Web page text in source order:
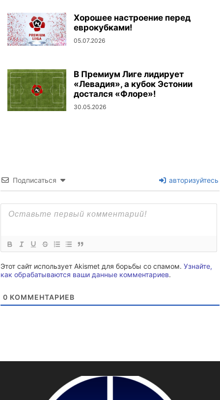
Хорошее настроение перед
еврокубками!
05.07.2026
В Премиум Лиге лидирует
«Левадия», а кубок Эстонии
достался «Флоре»!
30.05.2026
Подписаться авторизуйтесь
Этот сайт использует Akismet для борьбы со спамом. Узнайте,
как обрабатываются ваши данные комментариев.
0 КОММЕНТАРИЕВ